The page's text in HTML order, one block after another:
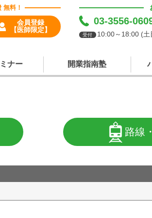
無料！
会員登録
【医師限定】
03-3556-
受付 10:00～18:00 (土
ナー 開業指南塾
路線